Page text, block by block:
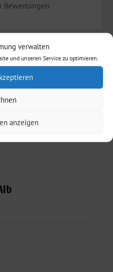
verwalten
und unseren Service zu optimieren.
anzeigen
Bewertungen